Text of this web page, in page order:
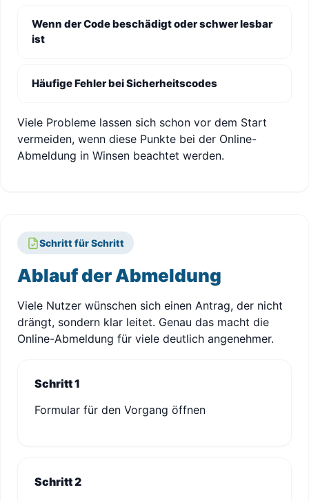
Wenn der Code beschädigt oder schwer lesbar
ist
Häufige Fehler bei Sicherheitscodes
Viele Probleme lassen sich schon vor dem Start
vermeiden, wenn diese Punkte bei der Online-
Abmeldung in Winsen beachtet werden.
Schritt für Schritt
Ablauf der Abmeldung
Viele Nutzer wünschen sich einen Antrag, der nicht
drängt, sondern klar leitet. Genau das macht die
Online-Abmeldung für viele deutlich angenehmer.
Schritt 1
Formular für den Vorgang öffnen
Schritt 2